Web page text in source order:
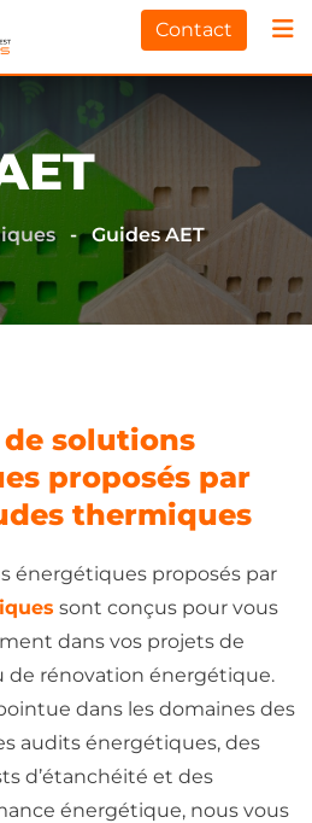
Contact
- Guides AET
de solutions
proposés par
thermiques
énergétiques proposés par
sont conçus pour vous
dans vos projets de
de rénovation énergétique.
dans les domaines des
audits énergétiques, des
d’étanchéité et des
énergétique, nous vous